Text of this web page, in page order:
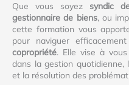
Que vous soyez syndic
gestionnaire de biens, ou
cette formation vous
pour naviguer
copropriété. Elle vise à
dans la gestion quotidienne,
et la résolution des